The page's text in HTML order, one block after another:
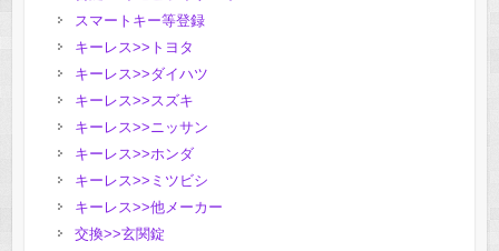
スマートキー等登録
キーレス>>トヨタ
キーレス>>ダイハツ
キーレス>>スズキ
キーレス>>ニッサン
キーレス>>ホンダ
キーレス>>ミツビシ
キーレス>>他メーカー
交換>>玄関錠